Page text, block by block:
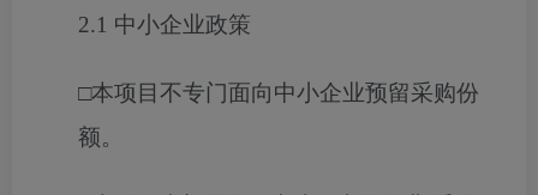
2.1 中小企业政策
□本项目不专门面向中小企业预留采购份
额。